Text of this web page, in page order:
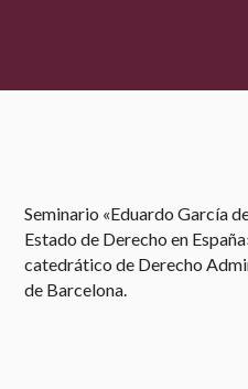
Seminario «Eduardo García
Estado de Derecho en
catedrático de Derecho
de Barcelona.